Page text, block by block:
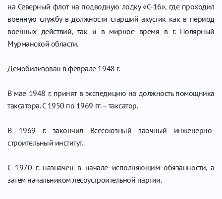
на Северный флот на подводную лодку «С-16», где проходил
военную службу в должности старший акустик как в период
военных действий, так и в мирное время в г. Полярный
Мурманской области.
Демобилизован в феврале 1948 г.
В мае 1948 г. принят в экспедицию на должность помощника
таксатора. С 1950 по 1969 гг. – таксатор.
В 1969 г. закончил Всесоюзный заочный инженерно-
строительный институт.
С 1970 г. назначен в начале исполняющим обязанности, а
затем начальником лесоустроительной партии.